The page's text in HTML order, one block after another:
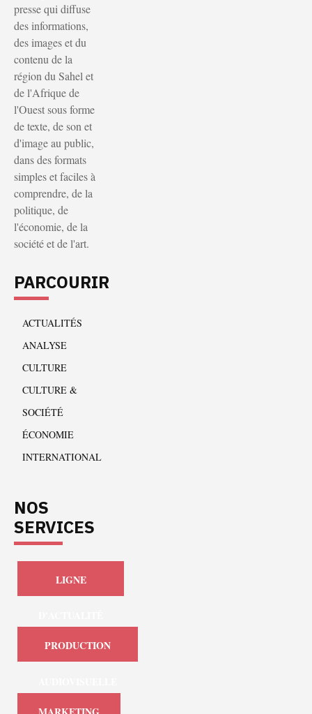
presse qui diffuse
des informations,
des images et du
contenu de la
région du Sahel et
de l'Afrique de
l'Ouest sous forme
de texte, de son et
d'image au public,
dans des formats
simples et faciles à
comprendre, de la
politique, de
l'économie, de la
société et de l'art.
PARCOURIR
ACTUALITÉS
ANALYSE
CULTURE
CULTURE &
SOCIÉTÉ
ÉCONOMIE
INTERNATIONAL
NOS
SERVICES
LIGNE
PRODUCTION